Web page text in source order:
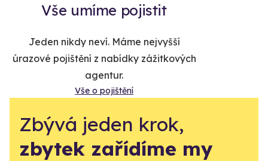
Vše umíme pojistit
Jeden nikdy neví. Máme nejvyšší
úrazové pojištění z nabídky zážitkových
agentur.
Vše o pojištění
Zbývá jeden krok,
zbytek zařídíme my